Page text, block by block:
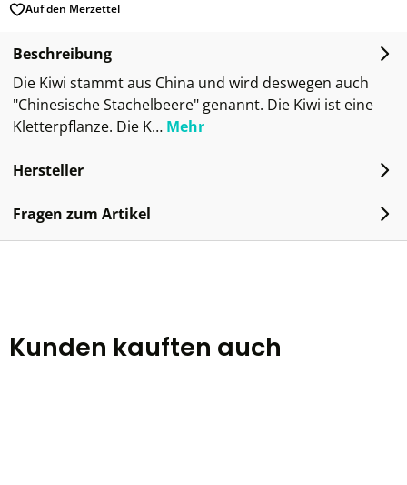
Auf den Merzettel
Beschreibung
Die Kiwi stammt aus China und wird deswegen auch
"Chinesische Stachelbeere" genannt. Die Kiwi ist eine
Kletterpflanze. Die K… Mehr
Hersteller
Fragen zum Artikel
Kunden kauften auch